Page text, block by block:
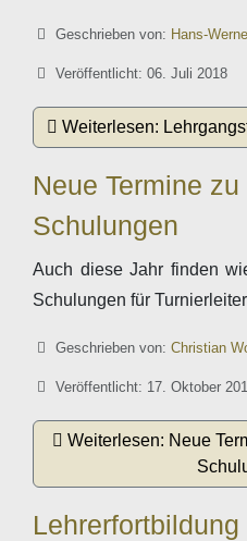
DetailsGeschrieben von: Hans-
Veröffentlicht: 06. Juli 2018
Weiterlesen:
Neue Termine
Schulungen
Auch diese Jahr finden
Schulungen für
DetailsGeschrieben von: Christian
Veröffentlicht: 17. Oktober
Weiterlesen: Neue